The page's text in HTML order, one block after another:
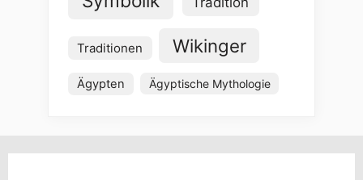
Traditionen Wikinger
Ägypten Ägyptische Mythologie